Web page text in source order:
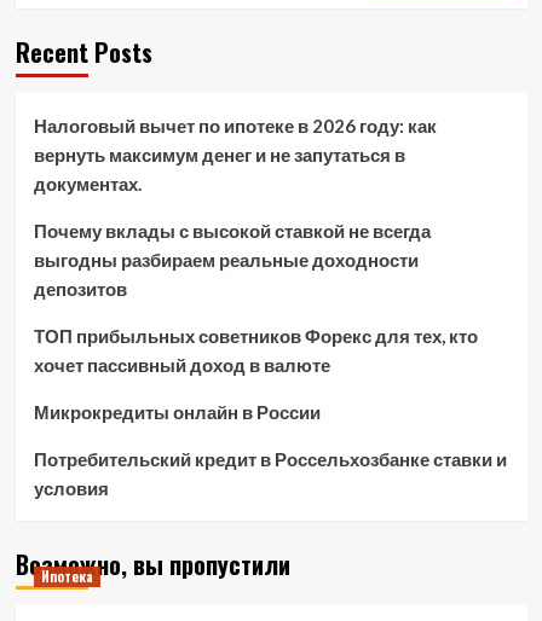
Recent Posts
Налоговый вычет по ипотеке в 2026 году: как
вернуть максимум денег и не запутаться в
документах.
Почему вклады с высокой ставкой не всегда
выгодны разбираем реальные доходности
депозитов
ТОП прибыльных советников Форекс для тех, кто
хочет пассивный доход в валюте
Микрокредиты онлайн в России
Потребительский кредит в Россельхозбанке ставки и
условия
Возможно, вы пропустили
Ипотека